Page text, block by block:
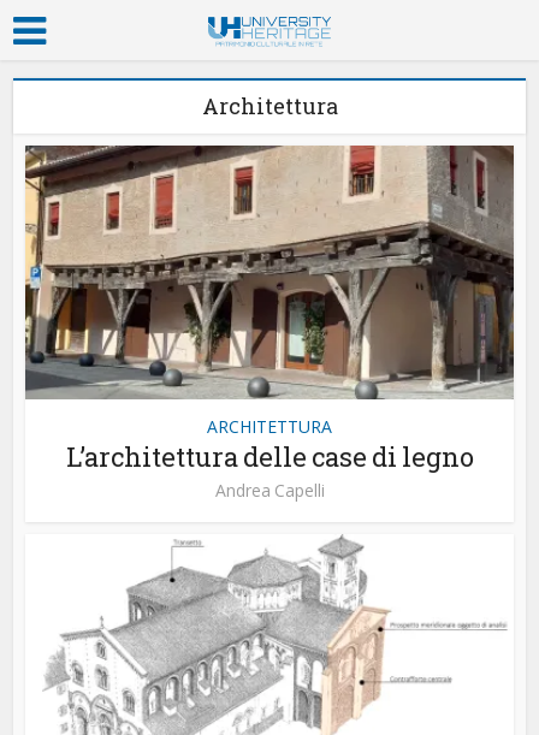
Architettura
ARCHITETTURA
L’architettura delle case di legno
Andrea Capelli